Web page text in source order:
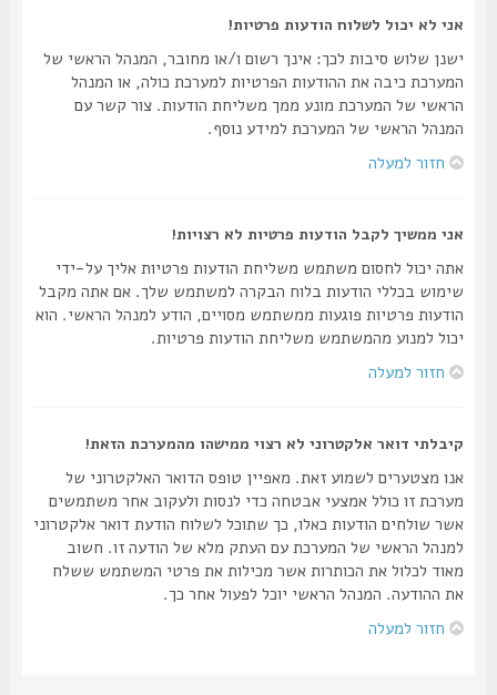
אני לא יכול לשלוח הודעות פרטיות!
ישנן שלוש סיבות לכך: אינך רשום ו/או מחובר, המנהל הראשי של
המערכת כיבה את ההודעות הפרטיות למערכת כולה, או המנהל
הראשי של המערכת מונע ממך משליחת הודעות. צור קשר עם
המנהל הראשי של המערכת למידע נוסף.
חזור למעלה
אני ממשיך לקבל הודעות פרטיות לא רצויות!
אתה יכול לחסום משתמש משליחת הודעות פרטיות אליך על-ידי
שימוש בכללי הודעות בלוח הבקרה למשתמש שלך. אם אתה מקבל
הודעות פרטיות פוגעות ממשתמש מסויים, הודע למנהל הראשי. הוא
יכול למנוע מהמשתמש משליחת הודעות פרטיות.
חזור למעלה
קיבלתי דואר אלקטרוני לא רצוי ממישהו מהמערכת הזאת!
אנו מצטערים לשמוע זאת. מאפיין טופס הדואר האלקטרוני של
מערכת זו כולל אמצעי אבטחה כדי לנסות ולעקוב אחר משתמשים
אשר שולחים הודעות כאלו, כך שתוכל לשלוח הודעת דואר אלקטרוני
למנהל הראשי של המערכת עם העתק מלא של הודעה זו. חשוב
מאוד לכלול את הכותרות אשר מכילות את פרטי המשתמש ששלח
את ההודעה. המנהל הראשי יוכל לפעול אחר כך.
חזור למעלה